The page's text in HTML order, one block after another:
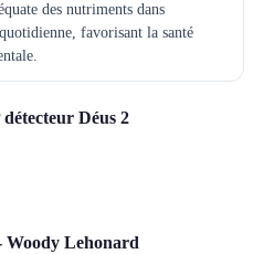
des nutriments dans
favorisant la santé
Déus 2
Woody Lehonard